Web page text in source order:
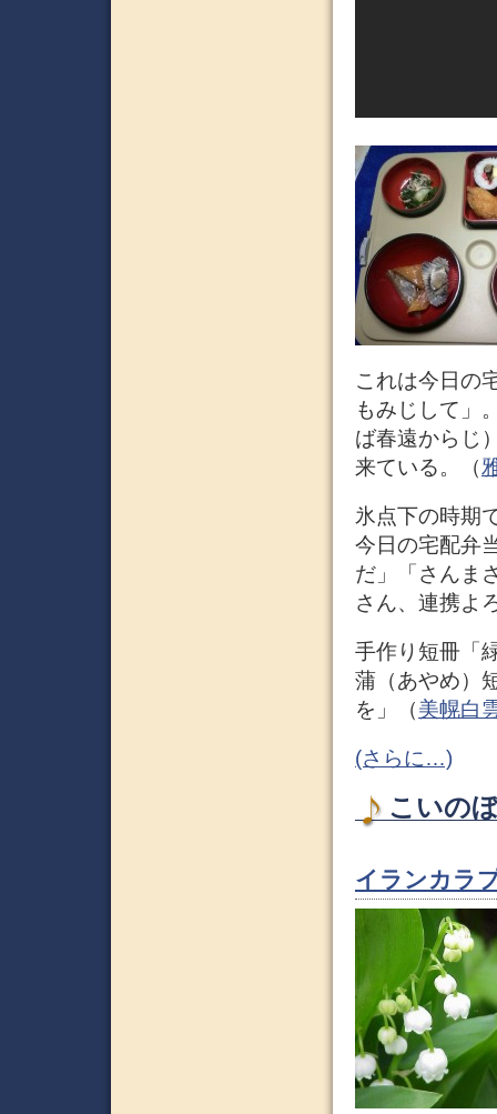
これは今日の
もみじして」
ば春遠からじ
来ている。（
氷点下の時期
今日の宅配弁
だ」「さんま
さん、連携よ
手作り短冊「
蒲（あやめ）
を」（美幌白
(さらに…)
こいの
イランカラ